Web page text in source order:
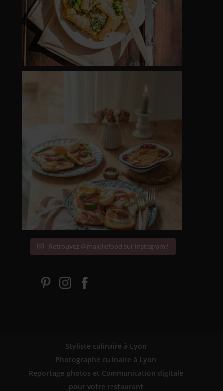
Retrouvez @majoliefood sur Instagram !
Styliste culinaire à Lyon
Photographe culinaire à Lyon
Reportage photos et Communication digitale
pour votre restaurant